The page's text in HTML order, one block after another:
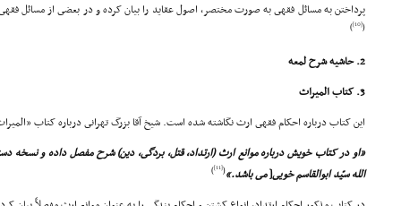
پرداختن به مسائل فقهى به صورت مختصر، اصول عقاید را بیان کرده و در بعضى از مسائل
(
[10]
)
2. حاشیه شرح لمعه
3. کتاب المیراث
این کتاب درباره احکام فقهى ارث نگاشته شده است. شیخ آقا بزرگ تهرانى درباره کتاب
«او در کتاب خویش درباره موانع ارث (ارتداد، قتل، بردگى، دین) شرح مفصل داده و نسخه
الله سیّد ابوالقاسم خویى[مى باشد.»(
[11]
)